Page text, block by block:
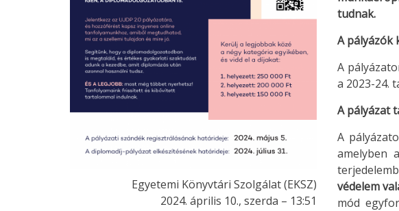
Egyetemi Könyvtári Szolgálat (EKSZ)
2024. április 10., szerda – 13:51
tudnak.
A pályázók
A
a 2023-24.
A pályázat
A
amelyben
védelem
mód